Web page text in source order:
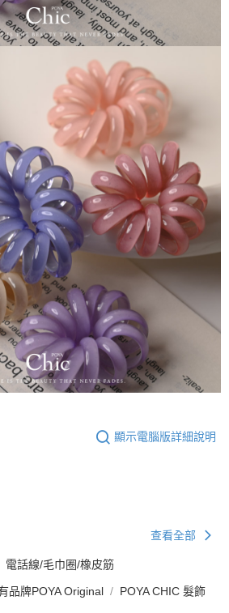
顯示電腦版詳細說明
查看全部
電話線/毛巾圈/橡皮筋
品牌POYA Original POYA CHIC 髮飾